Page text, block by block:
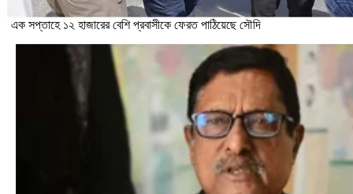
এক সপ্তাহে ১২ হাজারের বেশি প্রবাসীকে ফেরত পাঠিয়েছে সৌদি